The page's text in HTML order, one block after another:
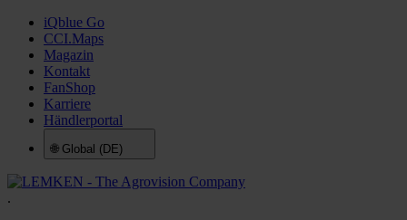
iQblue Go
CCI.Maps
Magazin
Kontakt
FanShop
Karriere
Händlerportal
🌐 Global (DE)
.